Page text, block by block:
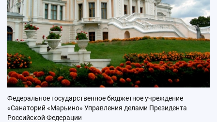
Федеральное государственное бюджетное учреждение
«Санаторий «Марьино» Управления делами Президента
Российской Федерации